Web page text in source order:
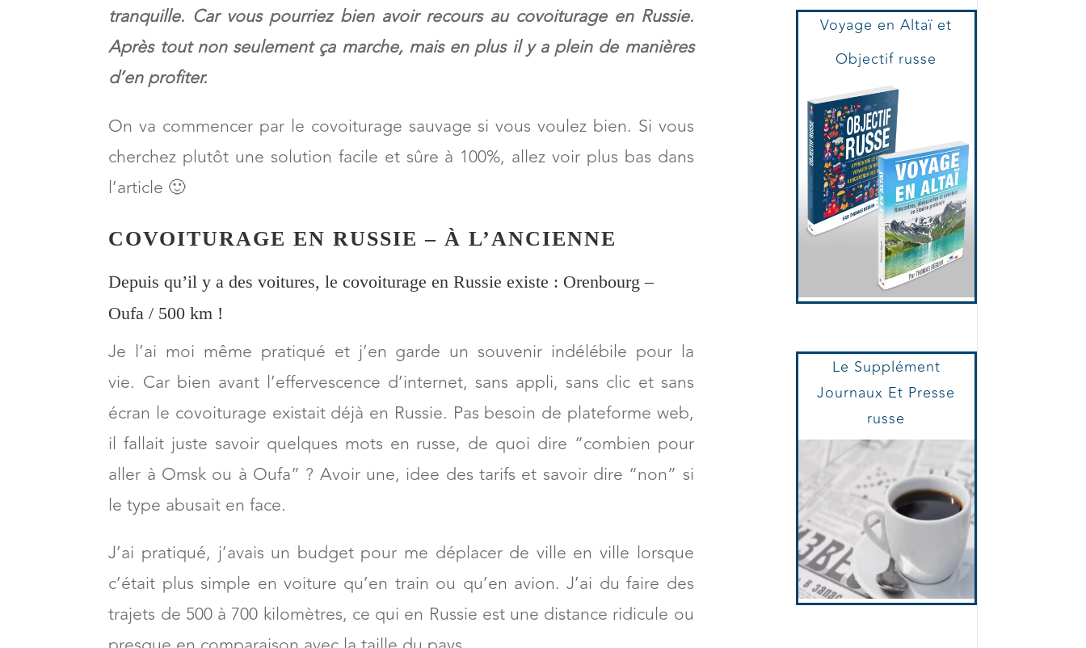
vous intéresser. Que vous soyez aventurier ou que vous préfériez voyager
tranquille. Car vous pourriez bien avoir recours au covoiturage en Russie.
d’en profiter.
On va commencer par le covoiturage sauvage si vous voulez bien. Si vous
l’article 🙂
COVOITURAGE EN RUSSIE – À L’ANCIENNE
Oufa / 500 km !
Je l’ai moi même pratiqué et j’en garde un souvenir indélébile pour la
vie.Car bien avant l’effervescence d’internet, sans appli, sans clic et sans
écran le covoiturage existait déjà en Russie. Pas besoin de plateforme web,
il fallait juste savoir quelques mots en russe, de quoi dire “combien pour
aller à Omsk ou à Oufa” ? Avoir une, idee des tarifs et savoir dire “non” si
le type abusait en face.
J’ai pratiqué, j’avais un budget pour me déplacer de ville en ville lorsque
c’était plus simple en voiture qu’en train ou qu’en avion. J’ai du faire des
Voyage en Altaï et
Objectif russe
Le Supplément
Journaux Et Presse
russe